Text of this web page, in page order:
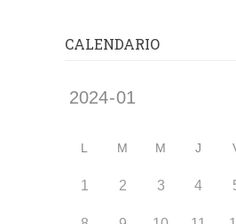
CALENDARIO
L M M J
1 2 3 4